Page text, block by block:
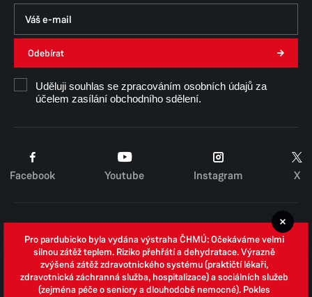
Odebírat
Uděluji souhlas se zpracováním osobních údajů za
účelem zasílání obchodního sdělení.
Facebook Youtube Instagram X
Zpracování osobních údajů
Whistleblowing
Pro pardubicko byla vydána výstraha ČHMÚ: Očekáváme velmi
silnou zátěž teplem. Riziko přehřátí a dehydratace. Výrazně
zvýšená zátěž zdravotnického systému (praktičtí lékaři,
zdravotnická záchranná služba, hospitalizace) a sociálních služeb
(zejména péče o seniory a dlouhodobě nemocné). Pokles